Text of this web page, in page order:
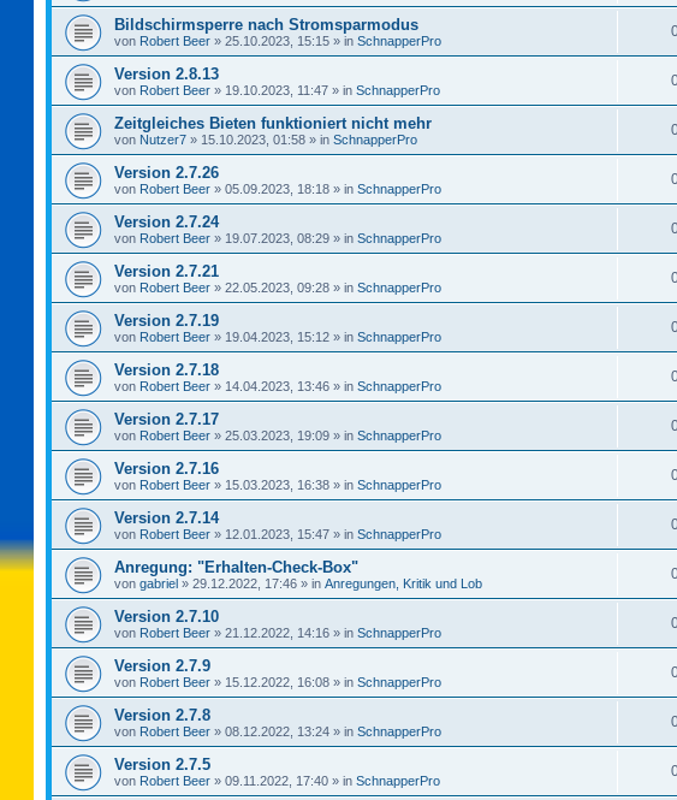
Bildschirmsperre nach Stromsparmodus
von Robert Beer » 25.10.2023, 15:15 » in SchnapperPro
Version 2.8.13
von Robert Beer » 19.10.2023, 11:47 » in SchnapperPro
Zeitgleiches Bieten funktioniert nicht mehr
von Nutzer7 » 15.10.2023, 01:58 » in SchnapperPro
Version 2.7.26
von Robert Beer » 05.09.2023, 18:18 » in SchnapperPro
Version 2.7.24
von Robert Beer » 19.07.2023, 08:29 » in SchnapperPro
Version 2.7.21
von Robert Beer » 22.05.2023, 09:28 » in SchnapperPro
Version 2.7.19
von Robert Beer » 19.04.2023, 15:12 » in SchnapperPro
Version 2.7.18
von Robert Beer » 14.04.2023, 13:46 » in SchnapperPro
Version 2.7.17
von Robert Beer » 25.03.2023, 19:09 » in SchnapperPro
Version 2.7.16
von Robert Beer » 15.03.2023, 16:38 » in SchnapperPro
Version 2.7.14
von Robert Beer » 12.01.2023, 15:47 » in SchnapperPro
Anregung: "Erhalten-Check-Box"
von gabriel » 29.12.2022, 17:46 » in Anregungen, Kritik und Lob
Version 2.7.10
von Robert Beer » 21.12.2022, 14:16 » in SchnapperPro
Version 2.7.9
von Robert Beer » 15.12.2022, 16:08 » in SchnapperPro
Version 2.7.8
von Robert Beer » 08.12.2022, 13:24 » in SchnapperPro
Version 2.7.5
von Robert Beer » 09.11.2022, 17:40 » in SchnapperPro